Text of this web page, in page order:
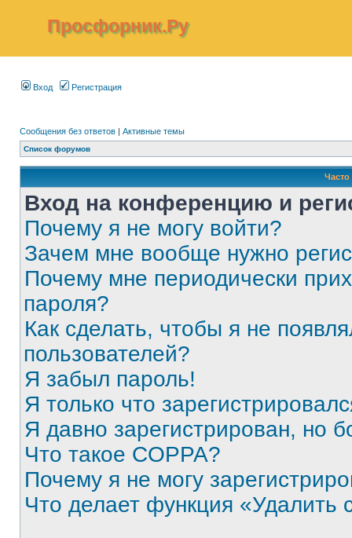
Просфорник.Ру
Вход Регистрация
Сообщения без ответов | Активные темы
Список форумов
Вход на конференцию и
Почему я не могу войти?
Зачем мне вообще нужно
Почему мне периодически
пароля?
Как сделать, чтобы я не
пользователей?
Я забыл пароль!
Я только что
Я давно зарегистрирован, но
Что такое COPPA?
Почему я не могу
Что делает функция «Удалить